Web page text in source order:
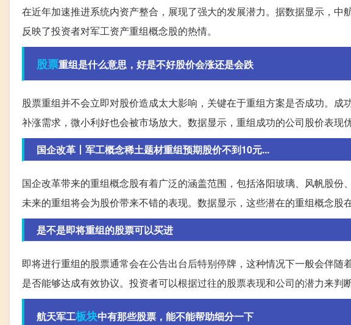
在近年加速推进系统内资产整合，展现了强大的发展潜力。据数据显示，
反映了投资者对军工资产重组概念股的热情。
股票重组是什么意思，好是不好股价会涨还是会跌
股票重组并不会立即对股价造成太大影响，关键在于重组方案是否成功。
补涨需求，微小利好也会被市场放大。数据显示，重组成功的公司股价表现
国企改革丨军工概念稀土题材重组预期股价不到10元...
国企改革带来的重组概念股有着广泛的涵盖范围，包括洛阳玻璃、风帆股
未来的重组将会为股价带来不错的表现。数据显示，这些潜在的重组概念股
是不是即将重组的股票可以买进
即将进行重组的股票通常会在公告出台后特别停牌，这种情况下一般会伴
是否能够达成有效协议。投资者可以根据过往的股票表现和公司的潜力来判
航天军工板块中有那些股票，能不能帮助细分一下